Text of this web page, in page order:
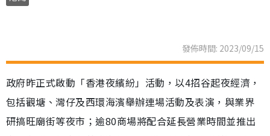
發佈時間: 2023/09/15
政府昨正式啟動「香港夜繽紛」活動，以4招谷起夜經濟，
包括觀塘、灣仔及西環海濱舉辦連場活動及表演，與業界
研搞旺廟街等夜市；逾80商場將配合延長營業時間並推出